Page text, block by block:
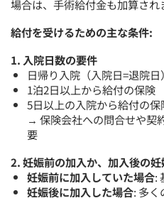
場合は、手術給付金も加算され
給付を受けるための主な条件:
1. 入院日数の要件
日帰り入院（入院日=退院
1泊2日以上から給付の保険
5日以上の入院から給付の保
→ 保険会社への問合せや契
要
2. 妊娠前の加入か、加入後の
妊娠前に加入していた場合:
妊娠後に加入した場合: 多く